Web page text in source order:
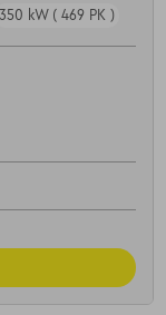
350 kW ( 469 PK )